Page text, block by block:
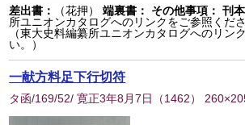
差出書： （花押） 端裏書： その他事項： 刊本
所ユニオンカタログへのリンクをご参照くださ
（東大史料編纂所ユニオンカタログへのリン
い。）
一献方料足下行切符
タ函/169/52/ 寛正3年8月7日 （1462）